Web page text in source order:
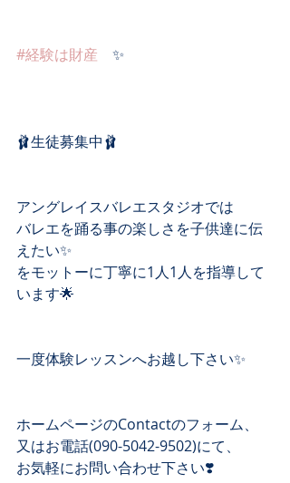
#経験は財産 ✨
🩰生徒募集中🩰
アングレイスバレエスタジオでは
バレエを踊る事の楽しさを子供達に伝
えたい✨
をモットーに丁寧に1人1人を指導して
います🌟
一度体験レッスンへお越し下さい✨
ホームページのContactのフォーム、
又はお電話(090-5042-9502)にて、
お気軽にお問い合わせ下さい❣️